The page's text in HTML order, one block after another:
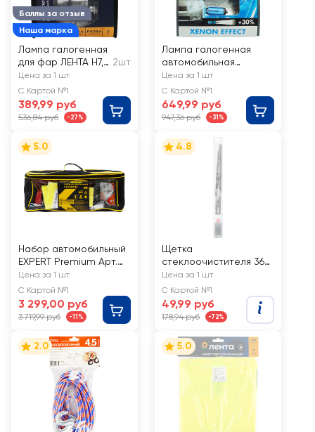
Баллы за отзыв
Наша марка
Лампа галогенная
для фар ЛЕНТА H7,
55W, 3500K Арт. H7
12V55W
2шт
Цена за 1 шт
С Картой №1
389,99 руб
536,84 руб -27%
Лампа галогенная
автомобильная
AUTOSTANDART Super
White H7-12V 55W
PX26d головного
света, Арт. 106010, 2шт
Цена за 1 шт
С Картой №1
649,99 руб
947,36 руб -31%
5.0
Набор автомобильный
EXPERT Premium Арт.
312051
Цена за 1 шт
С Картой №1
3 299,00 руб
3 719,99 руб -11%
4.8
Щетка
стеклоочистителя 365
ДНЕЙ 55см Арт.
1302405CI
Цена за 1 шт
С Картой №1
49,99 руб
178,94 руб -72%
2.0 5.0